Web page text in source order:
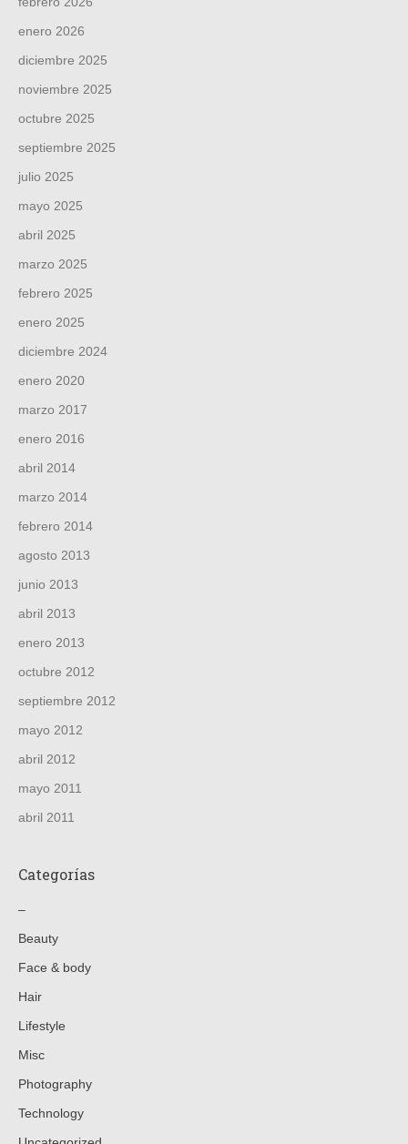
enero 2026
diciembre 2025
noviembre 2025
octubre 2025
septiembre 2025
julio 2025
mayo 2025
abril 2025
marzo 2025
febrero 2025
enero 2025
diciembre 2024
enero 2020
marzo 2017
enero 2016
abril 2014
marzo 2014
febrero 2014
agosto 2013
junio 2013
abril 2013
enero 2013
octubre 2012
septiembre 2012
mayo 2012
abril 2012
mayo 2011
abril 2011
Categorías
–
Beauty
Face & body
Hair
Lifestyle
Misc
Photography
Technology